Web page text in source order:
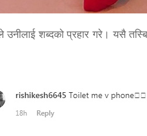
उनीलाई शब्दको प्रहार गरे। यसै